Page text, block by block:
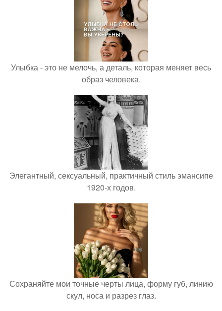
Улыбка - это не мелочь, а деталь, которая меняет весь
образ человека.
Элегантный, сексуальный, практичный стиль эмансипе
1920-х годов.
Сохраняйте мои точные черты лица, форму губ, линию
скул, носа и разрез глаз.